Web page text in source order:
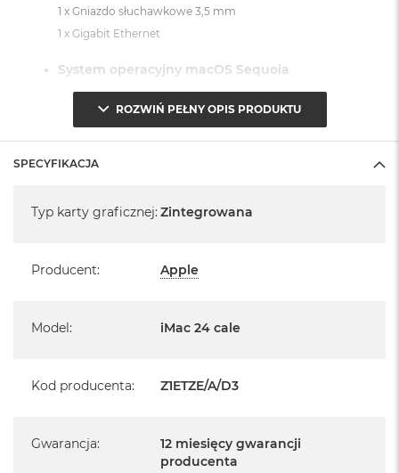
1 x Gniazdo słuchawkowe 3,5 mm
1 x Gigabit Ethernet
System operacyjny macOS Sequoia
- lub nowszy, z darmową aktualizacją.
Informacje o produkcie:
Posiada pełną, 12 miesięczną gwarancję
Realizowaną w każdym autoryzowanym punkcie
Szczegółowe informacje na ten temat uzyskają Państwo
kontaktując się z naszym handlowcem.
ROZWIŃ PEŁNY OPIS PRODUKTU
SPECYFIKACJA
Typ karty graficznej: Zintegrowana
Producent: Apple
Model: iMac 24 cale
Kod producenta: Z1ETZE/A/D3
Gwarancja:
12 miesięcy gwarancji
producenta